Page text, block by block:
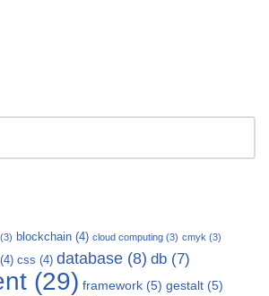
(3) blockchain (4) cloud computing (3) cmyk (3)
(4) css (4) database (8) db (7)
(29) framework (5) gestalt (5)